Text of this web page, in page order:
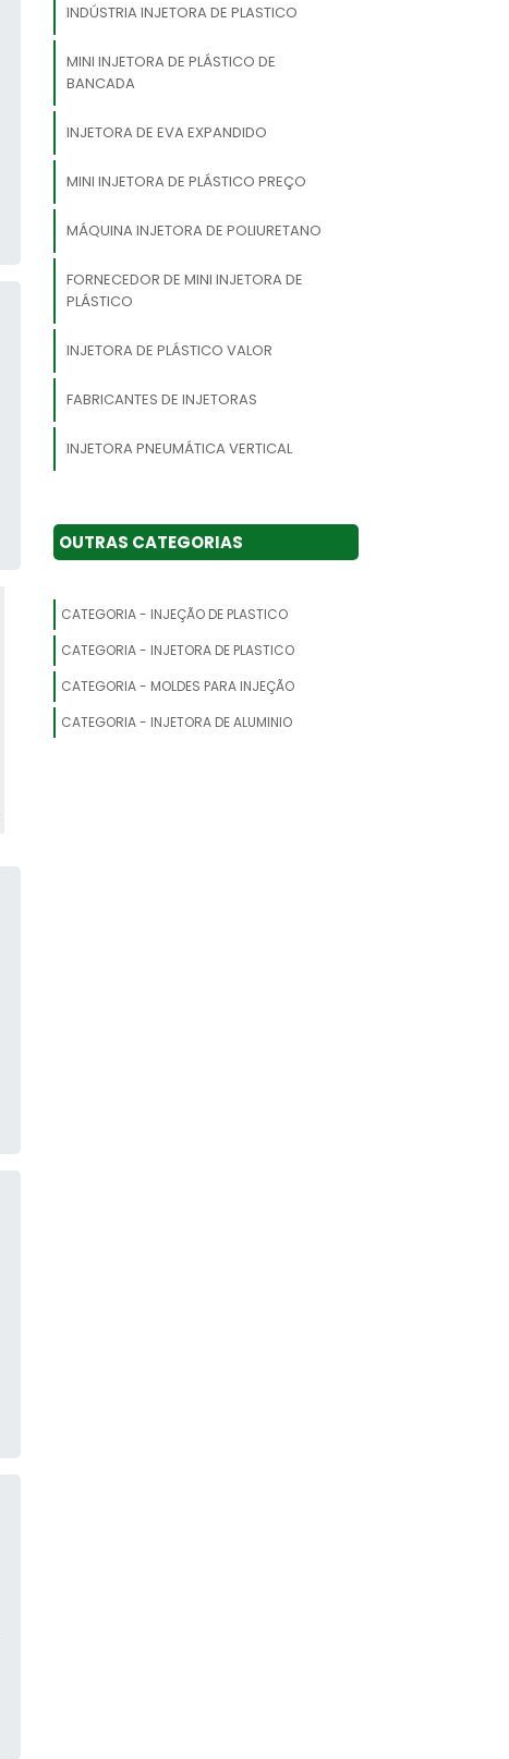
INDÚSTRIA INJETORA DE PLASTICO
MINI INJETORA DE PLÁSTICO DE
BANCADA
INJETORA DE EVA EXPANDIDO
MINI INJETORA DE PLÁSTICO PREÇO
MÁQUINA INJETORA DE POLIURETANO
FORNECEDOR DE MINI INJETORA DE
PLÁSTICO
INJETORA DE PLÁSTICO VALOR
FABRICANTES DE INJETORAS
INJETORA PNEUMÁTICA VERTICAL
INJETORA HORIZONTAL
FABRICANTE DE INJETORA DE PLÁSTICO
INJETORA COM SERVO MOTOR
OUTRAS CATEGORIAS
CATEGORIA - INJEÇÃO DE PLASTICO
CATEGORIA - INJETORA DE PLASTICO
CATEGORIA - MOLDES PARA INJEÇÃO
CATEGORIA - INJETORA DE ALUMINIO